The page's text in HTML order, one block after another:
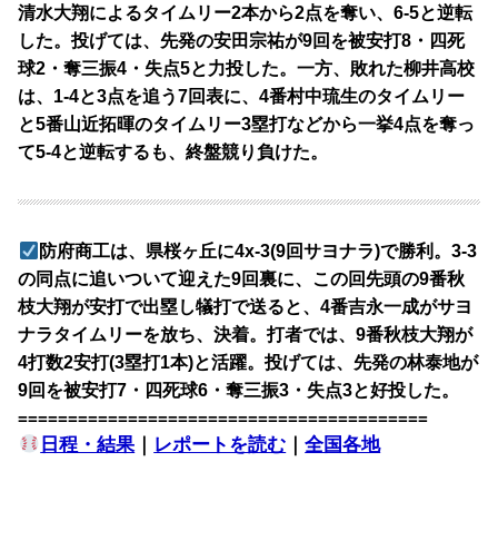
清水大翔によるタイムリー2本から2点を奪い、6-5と逆転
した。投げては、先発の安田宗祐が9回を被安打8・四死
球2・奪三振4・失点5と力投した。一方、敗れた柳井高校
は、1-4と3点を追う7回表に、4番村中琉生のタイムリー
と5番山近拓暉のタイムリー3塁打などから一挙4点を奪っ
て5-4と逆転するも、終盤競り負けた。
防府商工は、県桜ヶ丘に4x-3(9回サヨナラ)で勝利。3-3
の同点に追いついて迎えた9回裏に、この回先頭の9番秋
枝大翔が安打で出塁し犠打で送ると、4番吉永一成がサヨ
ナラタイムリーを放ち、決着。打者では、9番秋枝大翔が
4打数2安打(3塁打1本)と活躍。投げては、先発の林泰地が
9回を被安打7・四死球6・奪三振3・失点3と好投した。
=========================================
日程・結果｜ レポートを読む ｜全国各地